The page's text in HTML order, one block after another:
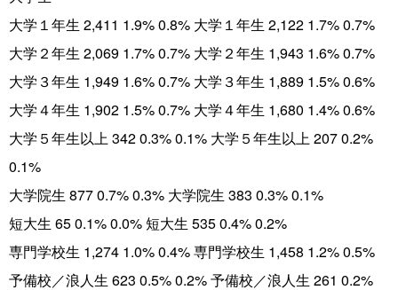
大学１年生 2,411 1.9% 0.8% 大学１年生 2,122 1.7% 0.7%
大学２年生 2,069 1.7% 0.7% 大学２年生 1,943 1.6% 0.7%
大学３年生 1,949 1.6% 0.7% 大学３年生 1,889 1.5% 0.6%
大学４年生 1,902 1.5% 0.7% 大学４年生 1,680 1.4% 0.6%
大学５年生以上 342 0.3% 0.1% 大学５年生以上 207 0.2%
0.1%
大学院生 877 0.7% 0.3% 大学院生 383 0.3% 0.1%
短大生 65 0.1% 0.0% 短大生 535 0.4% 0.2%
専門学校生 1,274 1.0% 0.4% 専門学校生 1,458 1.2% 0.5%
予備校／浪人生 623 0.5% 0.2% 予備校／浪人生 261 0.2%